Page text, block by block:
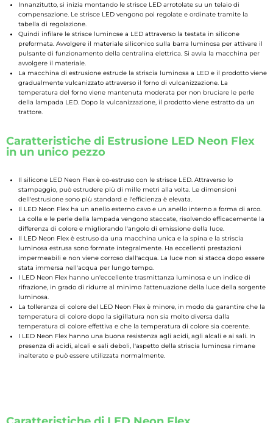
Innanzitutto, si inizia montando le strisce LED arrotolate su un telaio di
compensazione. Le strisce LED vengono poi regolate e ordinate tramite la
tabella di regolazione.
Quindi infilare le strisce luminose a LED attraverso la testata in silicone
preformata. Avvolgere il materiale siliconico sulla barra luminosa per attivare il
pulsante di funzionamento della centralina elettrica. Si avvia la macchina per
avvolgere il materiale.
La macchina di estrusione estrude la striscia luminosa a LED e il prodotto viene
gradualmente vulcanizzato attraverso il forno di vulcanizzazione. La
temperatura del forno viene mantenuta moderata per non bruciare le perle
della lampada LED. Dopo la vulcanizzazione, il prodotto viene estratto da un
trattore.
Caratteristiche di Estrusione LED Neon Flex
in un unico pezzo
Il silicone LED Neon Flex è co-estruso con le strisce LED. Attraverso lo
stampaggio, può estrudere più di mille metri alla volta. Le dimensioni
dell'estrusione sono più standard e l'efficienza è elevata.
Il LED Neon Flex ha un anello esterno cavo e un anello interno a forma di arco.
La colla e le perle della lampada vengono staccate, risolvendo efficacemente la
differenza di colore e migliorando l'angolo di emissione della luce.
Il LED Neon Flex è estruso da una macchina unica e la spina e la striscia
luminosa estrusa sono formate integralmente. Ha eccellenti prestazioni
impermeabili e non viene corroso dall'acqua. La luce non si stacca dopo essere
stata immersa nell'acqua per lungo tempo.
I LED Neon Flex hanno un'eccellente trasmittanza luminosa e un indice di
rifrazione, in grado di ridurre al minimo l'attenuazione della luce della sorgente
luminosa.
La tolleranza di colore del LED Neon Flex è minore, in modo da garantire che la
temperatura di colore dopo la sigillatura non sia molto diversa dalla
temperatura di colore effettiva e che la temperatura di colore sia coerente.
I LED Neon Flex hanno una buona resistenza agli acidi, agli alcali e ai sali. In
presenza di acidi, alcali e sali deboli, l'aspetto della striscia luminosa rimane
inalterato e può essere utilizzata normalmente.